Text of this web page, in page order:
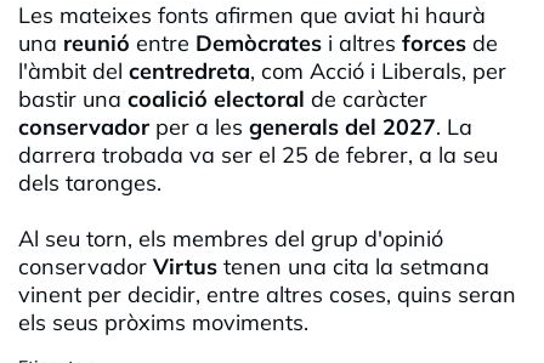
Les mateixes fonts afirmen que aviat hi haurà
una reunió entre Demòcrates i altres forces de
l'àmbit del centredreta, com Acció i Liberals, per
bastir una coalició electoral de caràcter
conservador per a les generals del 2027. La
darrera trobada va ser el 25 de febrer, a la seu
dels taronges.
Al seu torn, els membres del grup d'opinió
conservador Virtus tenen una cita la setmana
vinent per decidir, entre altres coses, quins seran
els seus pròxims moviments.